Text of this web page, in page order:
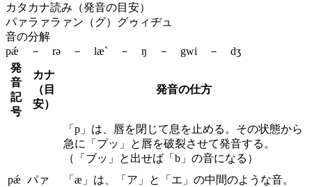
カタカナ読み（発音の目安）
パァラァラァン（グ）グゥィヂュ
音の分解
pǽ － rə － læ` － ŋ － gwi － dʒ
発
音
記
号
カナ
（目
安）
発音の仕方
pǽ パァ
「p」は、唇を閉じて息を止める。その状態から
急に「プッ」と唇を破裂させて発音する。
（「ブッ」と出せば「b」の音になる）
「æ」は、「ア」と「エ」の中間のような音。